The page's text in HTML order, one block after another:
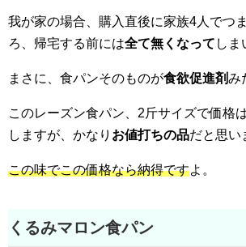
我が家の場合、購入直後に家族4人でつ
ろ、帰宅する前には全て無くなって しま
まさに、食パンそのものが食欲促進剤み
このレーズン食パン、2斤サイズで価格
しますが、かなり お値打ちの品だと思い
この味でこの価格なら納得ですよ。
くるみマロン食パン